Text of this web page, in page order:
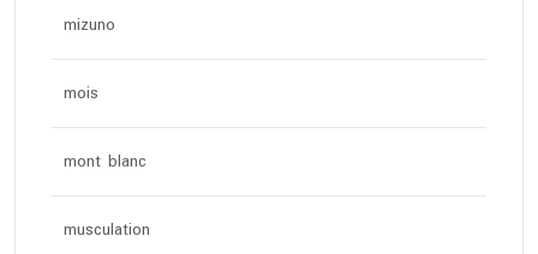
mizuno
mois
mont blanc
musculation